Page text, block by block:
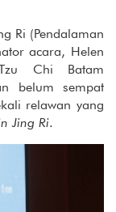
Ri (Pendalaman
acara, Helen
Chi Batam
belum sempat
relawan yang
Jing Ri.